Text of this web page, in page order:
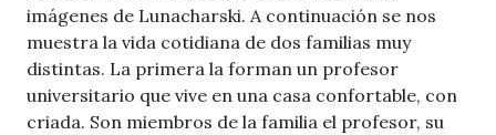
imágenes de Lunacharski. A continuación se nos
muestra la vida cotidiana de dos familias muy
distintas. La primera la forman un profesor
universitario que vive en una casa confortable, con
criada. Son miembros de la familia el profesor, su